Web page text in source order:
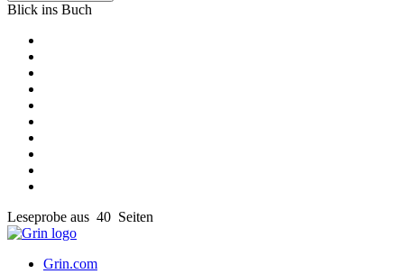
Blick ins Buch
Leseprobe aus 40 Seiten
Grin.com